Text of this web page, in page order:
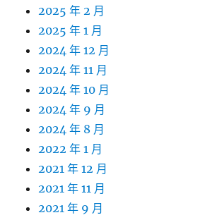
2025 年 2 月
2025 年 1 月
2024 年 12 月
2024 年 11 月
2024 年 10 月
2024 年 9 月
2024 年 8 月
2022 年 1 月
2021 年 12 月
2021 年 11 月
2021 年 9 月